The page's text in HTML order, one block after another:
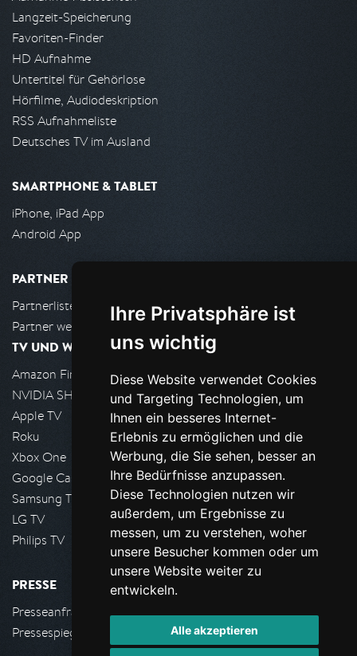
Ihre Privatsphäre ist
uns wichtig
Diese Website verwendet Cookies
und Targeting Technologien, um
Ihnen ein besseres Internet-
Erlebnis zu ermöglichen und die
Werbung, die Sie sehen, besser an
Ihre Bedürfnisse anzupassen.
Diese Technologien nutzen wir
außerdem, um Ergebnisse zu
messen, um zu verstehen, woher
unsere Besucher kommen oder um
unsere Website weiter zu
entwickeln.
Alle akzeptieren
Langzeit-Speicherung
Favoriten-Finder
HD Aufnahme
Untertitel für Gehörlose
Hörfilme, Audiodeskription
RSS Aufnahmeliste
Deutsches TV im Ausland
SMARTPHONE & TABLET
iPhone, iPad App
Android App
PARTNER
Partnerliste
Partner werden
TV UND WOHNZIMMER
Amazon FireTV
NVIDIA SHIELD, Google TV
Apple TV
Roku
Xbox One
Google Cast
Samsung TV
LG TV
Philips TV
PRESSE
Presseanfrage stellen
Pressespiegel